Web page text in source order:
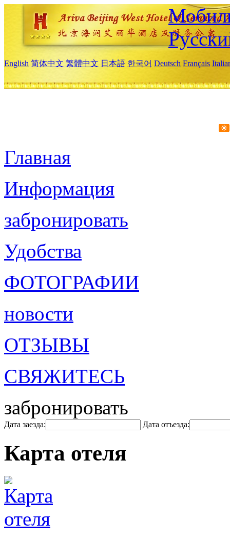
English 简体中文 繁體中文 日本語 한국어 Deutsch Français
Главная
Информация
забронировать
Удобства
ФОТОГРАФИИ
новости
ОТЗЫВЫ
СВЯЖИТЕСЬ
забронировать
Дата заезда: Дата отъезда:
Карта отеля